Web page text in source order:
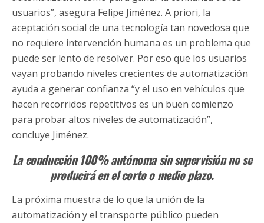
usuarios”, asegura Felipe Jiménez. A priori, la
aceptación social de una tecnología tan novedosa que
no requiere intervención humana es un problema que
puede ser lento de resolver. Por eso que los usuarios
vayan probando niveles crecientes de automatización
ayuda a generar confianza “y el uso en vehículos que
hacen recorridos repetitivos es un buen comienzo
para probar altos niveles de automatización”,
concluye Jiménez.
La conducción 100% autónoma sin supervisión no se
producirá en el corto o medio plazo.
La próxima muestra de lo que la unión de la
automatización y el transporte público pueden